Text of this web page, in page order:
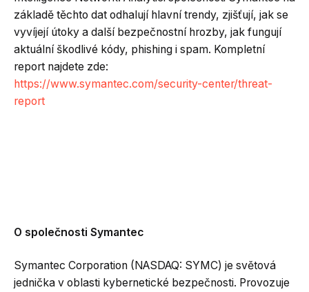
základě těchto dat odhalují hlavní trendy, zjišťují, jak se
vyvíjejí útoky a další bezpečnostní hrozby, jak fungují
aktuální škodlivé kódy, phishing i spam. Kompletní
report najdete zde:
https://www.symantec.com/security-center/threat-
report
O společnosti Symantec
Symantec Corporation (NASDAQ: SYMC) je světová
jednička v oblasti kybernetické bezpečnosti. Provozuje